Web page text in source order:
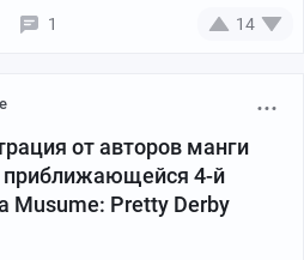
1 14
от авторов манги
приближающейся 4-й
Musume: Pretty Derby